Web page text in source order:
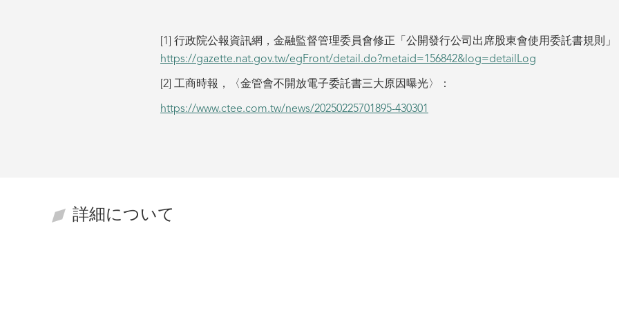
[1] 行政院公報資訊網，金融監督管理委員會修正「公開發行公司出席股東會使用委託書規則」
https://gazette.nat.gov.tw/egFront/detail.do?metaid=156842&log=detailLog
[2] 工商時報，〈金管會不開放電子委託書三大原因曝光〉：
https://www.ctee.com.tw/news/20250225701895-430301
詳細について